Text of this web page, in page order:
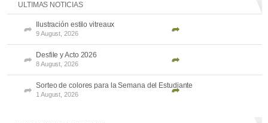
ULTIMAS NOTICIAS
Ilustración estilo vitreaux
9 August, 2026
Desfile y Acto 2026
8 August, 2026
Sorteo de colores para la Semana del Estudiante
1 August, 2026